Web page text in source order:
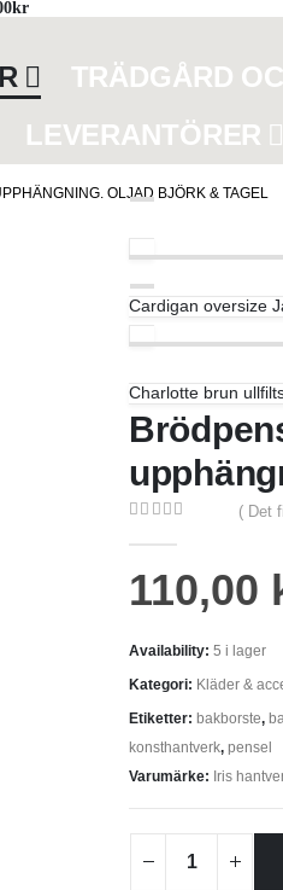
TRÄDGÅRD
LEVERANTÖRER
OLJAD BJÖRK & TAGEL
Cardigan oversize
Charlotte brun
( Det
110,00
Availability: 5 i lager
Kategori: Kläder &
Etiketter: bakborste,
konsthantverk, pensel
Varumärke: Iris